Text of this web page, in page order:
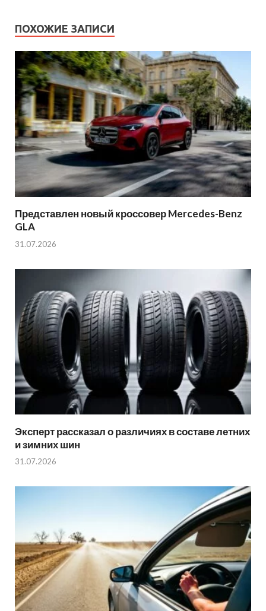
ПОХОЖИЕ ЗАПИСИ
Представлен новый кроссовер Mercedes-Benz
GLA
31.07.2026
Эксперт рассказал о различиях в составе летних
и зимних шин
31.07.2026